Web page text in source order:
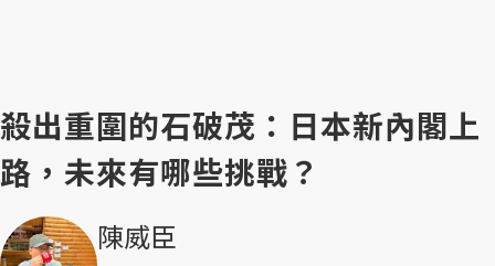
殺出重圍的石破茂：日本新內閣上
路，未來有哪些挑戰？
陳威臣